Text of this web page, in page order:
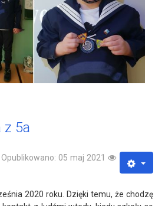
z 5a
Opublikowano: 05 maj 2021
2020 roku. Dzięki temu, że chodzę